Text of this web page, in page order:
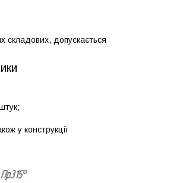
складових, допускається
у конструкції